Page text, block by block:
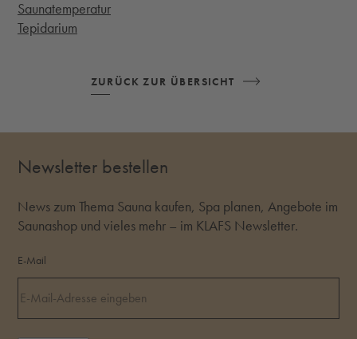
Saunatemperatur
Tepidarium
ZURÜCK ZUR ÜBERSICHT
Newsletter bestellen
News zum Thema Sauna kaufen, Spa planen, Angebote im
Saunashop und vieles mehr – im KLAFS Newsletter.
E-Mail